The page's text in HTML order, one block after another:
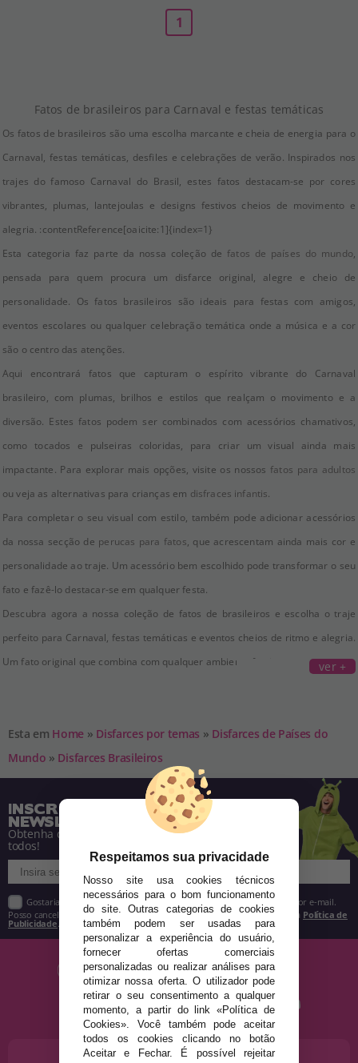
1
Fatos de brasileiros para Carnaval e festas temáticas
Os fatos de brasileiros são uma escolha marcante e cheia de energia para o
Carnaval, festas temáticas, desfiles e celebrações de verão. Inspirados nos
trajes do famoso Carnaval do Brasil, estes fatos destacam-se por cores
vibrantes, plumas, lantejoulas e designs festivos cheios de movimento e
alegria. :contentReference[oaicite:1]{index=1}
Esta categoria faz parte da nossa coleção de fatos de países do mundo,
pensada para quem procura um disfarce original, alegre e cheio de
personalidade. Os fatos brasileiros são ideais para festas com amigos,
eventos escolares ou qualquer celebração temática onde a música e a cor
são o centro das atenções.
Aqui encontrará fatos que capturam o espírito vibrante do Carnaval
brasileiro, com plumas, brilhos e estilos que realçam o movimento e a
diversão. Estes fatos podem ser combinados com acessórios chamativos,
como tocados e pulseiras coloridas, para criar um visual ainda mais
impactante. Para explorar mais opções, visite os nossos fatos para adultos
ou veja as alternativas para crianças em disfraces infantis.
Para completar o seu visual com estilo, também pode adicionar acessórios
da nossa secção de perucas para fatos, que acrescentam ainda mais cor e
personalidade ao traje. Um acessório bem escolhido pode transformar o seu
fato e fazê-lo destacar-se em qualquer festa.
Descubra agora a nossa coleção de fatos de brasileiros e escolha o traje
perfeito para Carnaval, festas temáticas e eventos cheios de ritmo e alegria.
Um fato original que combina com qualquer ambiente festivo.
ver +
Esta em Home » Disfarces por temas » Disfarces de Países do
Mundo » Disfarces Brasileiros
INSCREVA-SE NA NOSSA
NEWSLETTER
Obtenha descontos e saiba de tudo antes de
todos!
Gostaria de receber descontos exclusivos, novidades e tendências por e-mail.
Posso cancelar a inscrição a qualquer momento, conforme estipulado na Política de
Publicidade.
Respeitamos sua privacidade
Nosso site usa cookies técnicos
necessários para o bom funcionamento
do site. Outras categorias de cookies
também podem ser usadas para
personalizar a experiência do usuário,
fornecer ofertas comerciais
personalizadas ou realizar análises para
otimizar nossa oferta. O utilizador pode
retirar o seu consentimento a qualquer
momento, a partir do link «Política de
Cookies». Você também pode aceitar
todos os cookies clicando no botão
Aceitar e Fechar. É possível rejeitar